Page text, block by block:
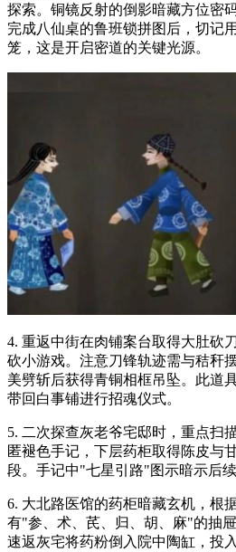
探索。铜镜反射的倒影暗藏方位密
完成八仙桌的鲁班锁拼图后，切记
笼，这是开启密道的关键光源。
4. 重返中街在肉铺案台取得大肚砍
砍小游戏。注意刀锋轨迹需与秸秆
美劈斩后获得青铜相框吊坠。此道
带回白事铺进行招魂仪式。
5. 二次探查灰老爷宅邸时，重点扫
匿褪色手记，下层药柜取得陈皮与
段。手记中"七星引路"图示暗示后续
6. 大北路医馆的药柜暗藏玄机，根
有"参、术、芪、归、胡、麻"的抽
速返灰宅将药粉倒入院中陶缸，投